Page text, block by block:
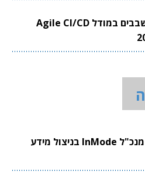
וובינר סינופסיס לתכנון שבבים במודל Agile CI/CD
קרן Steel מאשימה את מנכ"ל InMode בניצול מידע